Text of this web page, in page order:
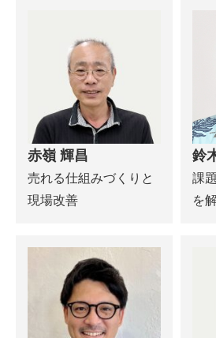
赤嶺 輝昌
売れる仕組みづくりと
現場改善
鈴
課
を